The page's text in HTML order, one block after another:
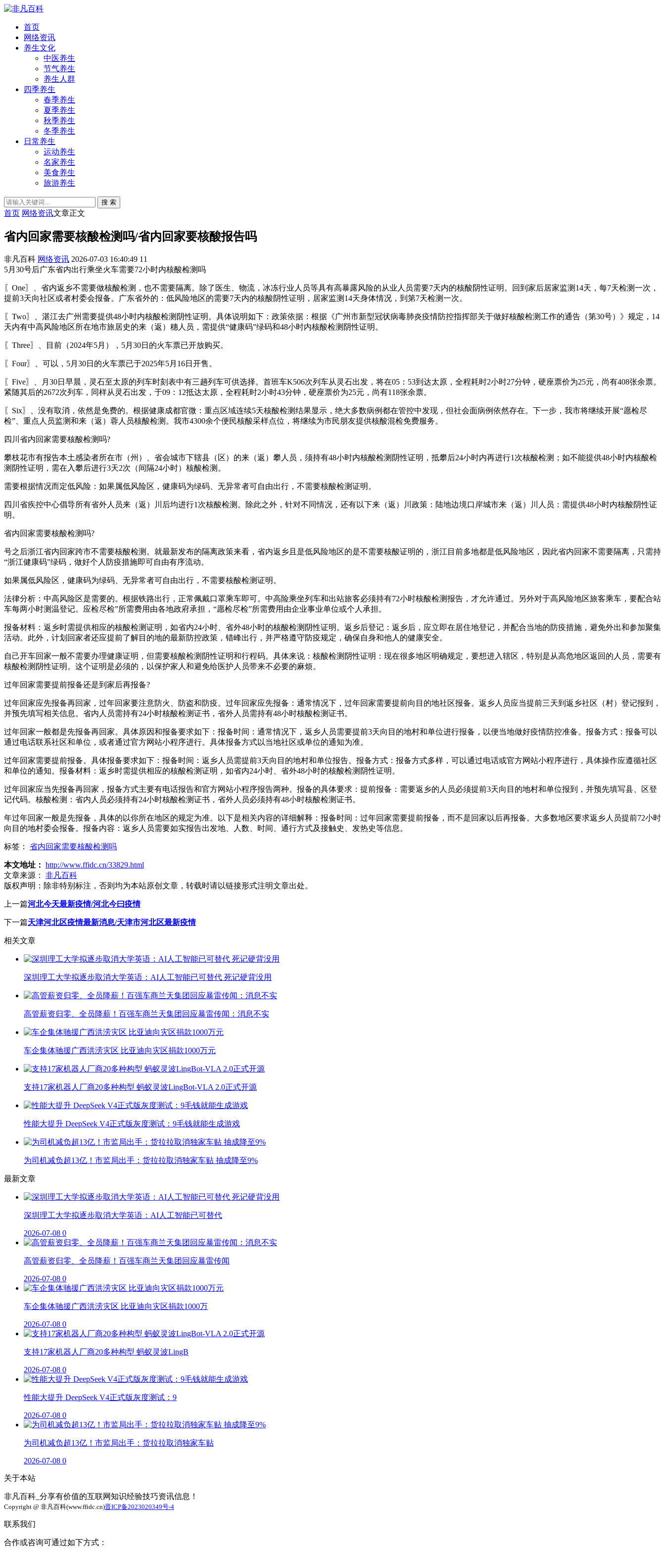
首页
网络资讯
养生文化
中医养生
节气养生
养生人群
四季养生
春季养生
夏季养生
秋季养生
冬季养生
日常养生
运动养生
名家养生
美食养生
旅游养生
搜 索
首页 网络资讯文章正文
省内回家需要核酸检测吗/省内回家要核酸报告吗
非凡百科 网络资讯 2026-07-03 16:40:49 11
5月30号后广东省内出行乘坐火车需要72小时内核酸检测吗
〖One〗、省内返乡不需要做核酸检测，也不需要隔离。除了医生、物流，冰冻行业人员等具有高暴露风险的从业人员需要7天内的核酸阴性证明。回到家后居家监测14天，每7天检测一次，
提前3天向社区或者村委会报备。广东省外的：低风险地区的需要7天内的核酸阴性证明，居家监测14天身体情况，到第7天检测一次。
〖Two〗、湛江去广州需要提供48小时内核酸检测阴性证明。具体说明如下：政策依据：根据《广州市新型冠状病毒肺炎疫情防控指挥部关于做好核酸检测工作的通告（第30号）》规定，14
天内有中高风险地区所在地市旅居史的来（返）穗人员，需提供“健康码”绿码和48小时内核酸检测阴性证明。
〖Three〗、目前（2024年5月），5月30日的火车票已开放购买。
〖Four〗、可以，5月30日的火车票已于2025年5月16日开售。
〖Five〗、月30日早晨，灵石至太原的列车时刻表中有三趟列车可供选择。首班车K506次列车从灵石出发，将在05：53到达太原，全程耗时2小时27分钟，硬座票价为25元，尚有408张余票。
紧随其后的2672次列车，同样从灵石出发，于09：12抵达太原，全程耗时2小时43分钟，硬座票价为25元，尚有118张余票。
〖Six〗、没有取消，依然是免费的。根据健康成都官微：重点区域连续5天核酸检测结果显示，绝大多数病例都在管控中发现，但社会面病例依然存在。下一步，我市将继续开展“愿检尽
检”、重点人员监测和来（返）蓉人员核酸检测。我市4300余个便民核酸采样点位，将继续为市民朋友提供核酸混检免费服务。
四川省内回家需要核酸检测吗?
攀枝花市有报告本土感染者所在市（州）、省会城市下辖县（区）的来（返）攀人员，须持有48小时内核酸检测阴性证明，抵攀后24小时内再进行1次核酸检测；如不能提供48小时内核酸检
测阴性证明，需在入攀后进行3天2次（间隔24小时）核酸检测。
需要根据情况而定低风险：如果属低风险区，健康码为绿码、无异常者可自由出行，不需要核酸检测证明。
四川省疾控中心倡导所有省外人员来（返）川后均进行1次核酸检测。除此之外，针对不同情况，还有以下来（返）川政策：陆地边境口岸城市来（返）川人员：需提供48小时内核酸阴性证
明。
省内回家需要核酸检测吗?
号之后浙江省内回家跨市不需要核酸检测。就最新发布的隔离政策来看，省内返乡且是低风险地区的是不需要核酸证明的，浙江目前多地都是低风险地区，因此省内回家不需要隔离，只需持
“浙江健康码”绿码，做好个人防疫措施即可自由有序流动。
如果属低风险区，健康码为绿码、无异常者可自由出行，不需要核酸检测证明。
法律分析：中高风险区是需要的。根据铁路出行，正常佩戴口罩乘车即可。中高险乘坐列车和出站旅客必须持有72小时核酸检测报告，才允许通过。另外对于高风险地区旅客乘车，要配合站
车每两小时测温登记。应检尽检”所需费用由各地政府承担，“愿检尽检”所需费用由企业事业单位或个人承担。
报备材料：返乡时需提供相应的核酸检测证明，如省内24小时、省外48小时的核酸检测阴性证明。返乡后登记：返乡后，应立即在居住地登记，并配合当地的防疫措施，避免外出和参加聚集
活动。此外，计划回家者还应提前了解目的地的最新防控政策，错峰出行，并严格遵守防疫规定，确保自身和他人的健康安全。
自己开车回家一般不需要办理健康证明，但需要核酸检测阴性证明和行程码。具体来说：核酸检测阴性证明：现在很多地区明确规定，要想进入辖区，特别是从高危地区返回的人员，需要有
核酸检测阴性证明。这个证明是必须的，以保护家人和避免给医护人员带来不必要的麻烦。
过年回家需要提前报备还是到家后再报备?
过年回家应先报备再回家，过年回家要注意防火、防盗和防疫。过年回家应先报备：通常情况下，过年回家需要提前向目的地社区报备。返乡人员应当提前三天到返乡社区（村）登记报到，
并预先填写相关信息。省内人员需持有24小时核酸检测证书，省外人员需持有48小时核酸检测证书。
过年回家一般都是先报备再回家。具体原因和报备要求如下：报备时间：通常情况下，返乡人员需要提前3天向目的地村和单位进行报备，以便当地做好疫情防控准备。报备方式：报备可以
通过电话联系社区和单位，或者通过官方网站小程序进行。具体报备方式以当地社区或单位的通知为准。
过年回家需要提前报备。具体报备要求如下：报备时间：返乡人员需提前3天向目的地村和单位报告。报备方式：报备方式多样，可以通过电话或官方网站小程序进行，具体操作应遵循社区
和单位的通知。报备材料：返乡时需提供相应的核酸检测证明，如省内24小时、省外48小时的核酸检测阴性证明。
过年回家应当先报备再回家，报备方式主要有电话报告和官方网站小程序报告两种。报备的具体要求：提前报备：需要返乡的人员必须提前3天向目的地村和单位报到，并预先填写县、区登
记代码。核酸检测：省内人员必须持有24小时核酸检测证书，省外人员必须持有48小时核酸检测证书。
年过年回家一般是先报备，具体的以你所在地区的规定为准。以下是相关内容的详细解释：报备时间：过年回家需要提前报备，而不是回家以后再报备。大多数地区要求返乡人员提前72小时
向目的地村委会报备。报备内容：返乡人员需要如实报告出发地、人数、时间、通行方式及接触史、发热史等信息。
标签： 省内回家需要核酸检测吗
本文地址： http://www.ffidc.cn/33829.html
文章来源：
非凡百科
版权声明： 除非特别标注，否则均为本站原创文章，转载时请以链接形式注明文章出处。
上一篇河北今天最新疫情/河北今曰疫情
下一篇天津河北区疫情最新消息/天津市河北区最新疫情
相关文章
深圳理工大学拟逐步取消大学英语：AI人工智能已可替代 死记硬背没用
高管薪资归零、全员降薪！百强车商兰天集团回应暴雷传闻：消息不实
车企集体驰援广西洪涝灾区 比亚迪向灾区捐款1000万元
支持17家机器人厂商20多种构型 蚂蚁灵波LingBot-VLA 2.0正式开源
性能大提升 DeepSeek V4正式版灰度测试：9毛钱就能生成游戏
为司机减负超13亿！市监局出手：货拉拉取消独家车贴 抽成降至9%
最新文章
深圳理工大学拟逐步取消大学英语：AI人工智能已可替代
2026-07-08 0
高管薪资归零、全员降薪！百强车商兰天集团回应暴雷传闻
2026-07-08 0
车企集体驰援广西洪涝灾区 比亚迪向灾区捐款1000万
2026-07-08 0
支持17家机器人厂商20多种构型 蚂蚁灵波LingB
2026-07-08 0
性能大提升 DeepSeek V4正式版灰度测试：9
2026-07-08 0
为司机减负超13亿！市监局出手：货拉拉取消独家车贴
2026-07-08 0
关于本站
非凡百科_分享有价值的互联网知识经验技巧资讯信息！
Copyright @ 非凡百科(www.ffidc.cn)晋ICP备2023020349号-4
联系我们
合作或咨询可通过如下方式：